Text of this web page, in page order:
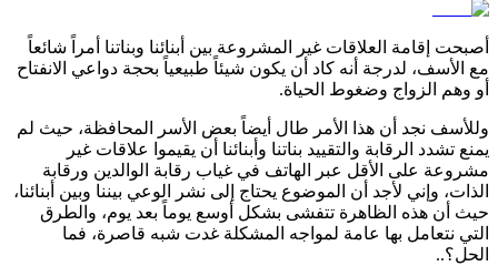
أصبحت إقامة العلاقات غير المشروعة بين أبنائنا وبناتنا أمراً شائعاً
مع الأسف، لدرجة أنه كاد أن يكون شيئاً طبيعياً بحجة دواعي الانفتاح
أو وهم الزواج وضغوط الحياة.
وللأسف نجد أن هذا الأمر طال أيضاً بعض الأسر المحافظة، حيث لم
يمنع تشدد الرقابة والتقييد بناتنا وأبنائنا أن يقيموا علاقات غير
مشروعة على الأقل عبر الهاتف في غياب رقابة الوالدين ورقابة
الذات، وإني لأجد أن الموضوع يحتاج إلى نشر الوعي بيننا وبين أبنائنا،
حيث أن هذه الظاهرة تتفشى بشكل أوسع يوماً بعد يوم، والطرق
التي نتعامل بها عامة لمواجه المشكلة غدت شبه قاصرة، فما
الحل؟..